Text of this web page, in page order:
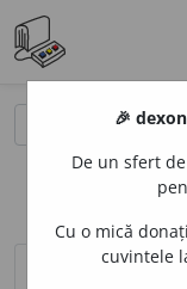
definiții (1)
🎉
De un sfert
Cu o mică
cuvintele